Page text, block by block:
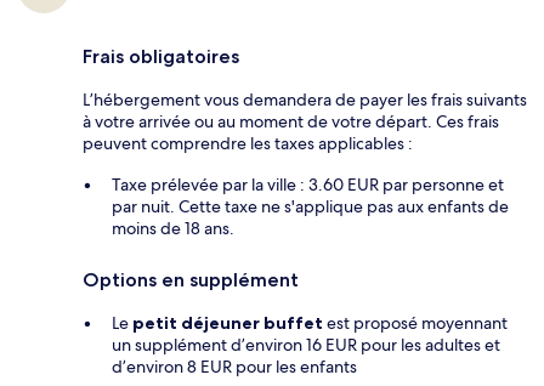
Frais obligatoires
L’hébergement vous demandera de payer les frais suivants
à votre arrivée ou au moment de votre départ. Ces frais
peuvent comprendre les taxes applicables :
Taxe prélevée par la ville : 3.60 EUR par personne et
par nuit. Cette taxe ne s'applique pas aux enfants de
moins de 18 ans.
Options en supplément
Le petit déjeuner buffet est proposé moyennant
un supplément d’environ 16 EUR pour les adultes et
d’environ 8 EUR pour les enfants